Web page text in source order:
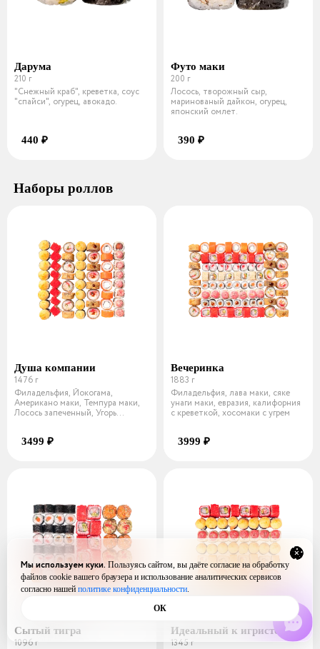
Дарума
210 г
"Снежный краб", креветка, соус
"спайси", огурец, авокадо.
440 ₽
Футо маки
200 г
Лосось, творожный сыр,
маринованый дайкон, огурец,
японский омлет.
390 ₽
Наборы роллов
Душа компании
1476 г
Филадельфия, Йокогама,
Американо маки, Темпура маки,
Лосось запеченный, Угорь
3499 ₽
Вечеринка
1883 г
Филадельфия, лава маки, сяке
унаги маки, евразия, калифорния
с креветкой, хосомаки с угрем
3999 ₽
Сытый тигра
1096 г
Идеальный к игристому
1345 г
Мы используем куки. Пользуясь сайтом, вы даёте согласие на обработку
файлов cookie вашего браузера и использование аналитических сервисов
согласно нашей политике конфиденциальности.
ОК